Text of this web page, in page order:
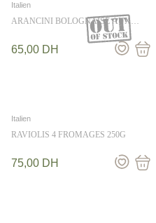
Italien
ARANCINI BOLOGNAISE AUX
65,00 DH
Italien
RAVIOLIS 4 FROMAGES 250G
75,00 DH